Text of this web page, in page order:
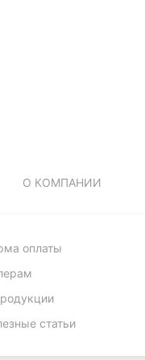
О КОМПАНИИ
оплаты
статьи